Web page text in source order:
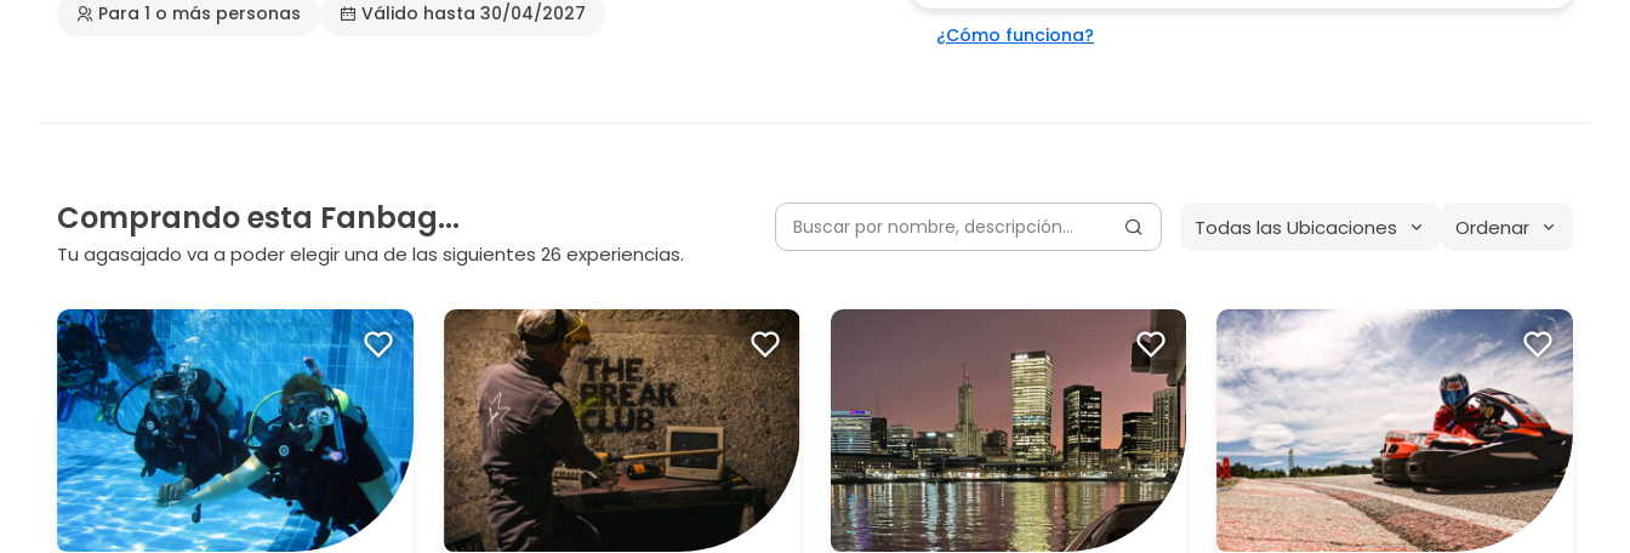
Para 1 o más personas Válido hasta 30/04/2027
¿Cómo funciona?
Comprando esta Fanbag...
Tu agasajado va a poder elegir una de las siguientes 26 experiencias.
Todas las Ubicaciones Ordenar